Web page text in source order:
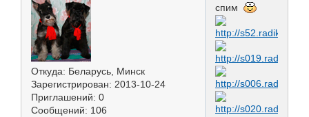
Откуда: Беларусь, Минск
Зарегистрирован: 2013-10-24
Приглашений: 0
Сообщений: 106
спим